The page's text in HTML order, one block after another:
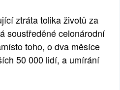
ztráta tolika životů za
soustředěné celonárodní
toho, o dva měsíce
50 000 lidí, a umírání